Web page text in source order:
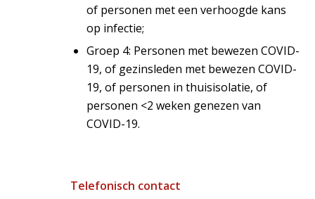
of personen met een verhoogde kans
op infectie;
Groep 4: Personen met bewezen COVID-
19, of gezinsleden met bewezen COVID-
19, of personen in thuisisolatie, of
personen <2 weken genezen van
COVID-19.
Telefonisch contact